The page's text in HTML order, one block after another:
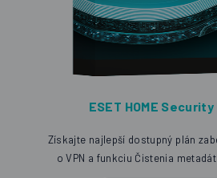
ESET HOME
Získajte najlepší dostupný plán
o VPN a funkciu Čistenia